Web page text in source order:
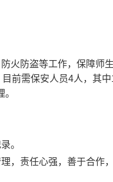
火防盗等工作，保障师生
前需保安人员4人，其中
。
，责任心强，善于合作